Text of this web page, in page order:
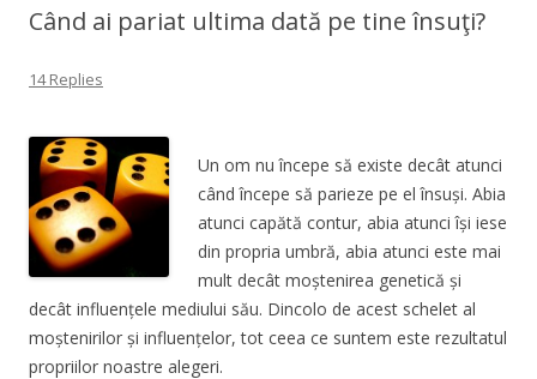
Când ai pariat ultima dată pe tine însuţi?
14 Replies
Un om nu începe să existe decât atunci
când începe să parieze pe el însuși. Abia
atunci capătă contur, abia atunci își iese
din propria umbră, abia atunci este mai
mult decât moștenirea genetică și
decât influențele mediului său. Dincolo de acest schelet al
moștenirilor și influențelor, tot ceea ce suntem este rezultatul
propriilor noastre alegeri.